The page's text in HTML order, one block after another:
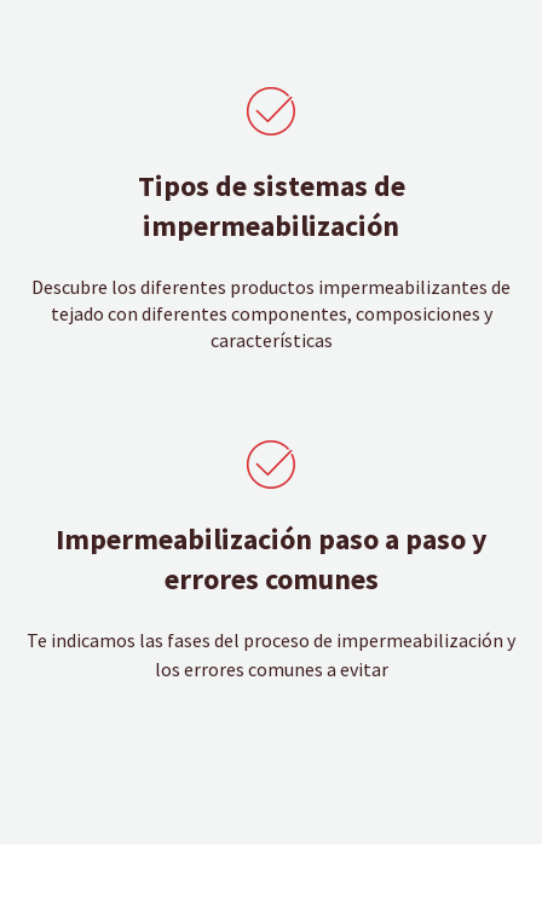
Tipos de sistemas de
impermeabilización
Descubre los diferentes productos impermeabilizantes de
tejado con diferentes componentes, composiciones y
características
Impermeabilización paso a paso y
errores comunes
Te indicamos las fases del proceso de impermeabilización y
los errores comunes a evitar